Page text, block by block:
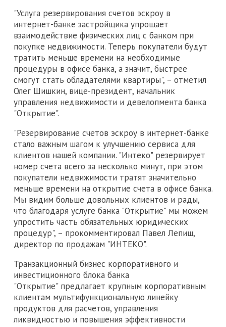
"Услуга резервирования счетов эскроу в
интернет-банке застройщика упрощает
взаимодействие физических лиц с банком при
покупке недвижимости. Теперь покупатели будут
тратить меньше времени на необходимые
процедуры в офисе банка, а значит, быстрее
смогут стать обладателями квартиры", – отметил
Олег Шишкин, вице-президент, начальник
управления недвижимости и девелопмента банка
"Открытие".
"Резервирование счетов эскроу в интернет-банке
стало важным шагом к улучшению сервиса для
клиентов нашей компании. "Интеко" резервирует
номер счета всего за несколько минут, при этом
покупатели недвижимости тратят значительно
меньше времени на открытие счета в офисе банка.
Мы видим больше довольных клиентов и рады,
что благодаря услуге банка "Открытие" мы можем
упростить часть обязательных юридических
процедур", – прокомментировал Павел Лепиш,
директор по продажам "ИНТЕКО".
Транзакционный бизнес корпоративного и
инвестиционного блока банка
"Открытие" предлагает крупным корпоративным
клиентам мультифункциональную линейку
продуктов для расчетов, управления
ликвидностью и повышения эффективности